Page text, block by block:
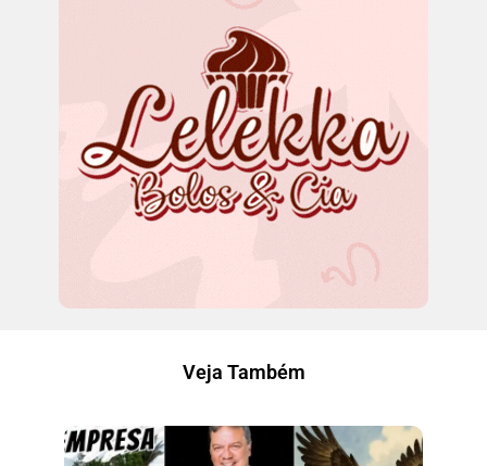
Veja Também